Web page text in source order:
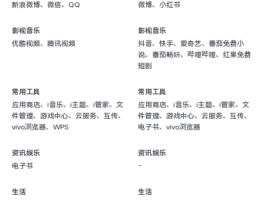
新浪微博、微信、QQ
微博、小红书
影视音乐
优酷视频、腾讯视频
影视音乐
抖音、快手、爱奇艺、番茄免费小
说、番茄畅听、哔哩哔哩、红果免费
短剧
常用工具
应用商店、i音乐、i主题、i管家、文
件管理、游戏中心、云服务、互传、
vivo浏览器、WPS
常用工具
应用商店、i音乐、i主题、i管家、文
件管理、游戏中心、云服务、互传、
电子书、vivo浏览器
资讯娱乐
电子书
资讯娱乐
-
生活
生活